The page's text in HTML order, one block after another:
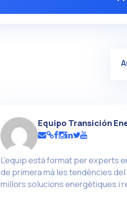
Equipo Transición
L'equip està format per experts
de primera mà les tendències
millors solucions energètiques i